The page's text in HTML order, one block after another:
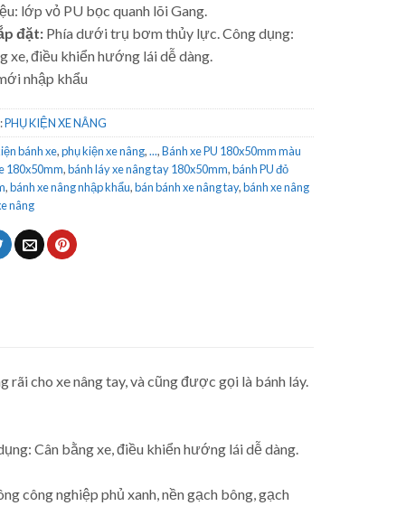
lớp vỏ PU bọc quanh lõi Gang.
đặt:Phía dưới trụ bơm thủy lực. Công dụng:
xe, điều khiển hướng lái dễ dàng.
nhập khẩu
PHỤ KIỆN XE NÂNG
bánh xe,phụ kiện xe nâng,...,Bánh xe PU 180x50mm màu
180x50mm,bánh láy xe nâng tay 180x50mm,bánh PU đỏ
,bánh xe nâng nhập khẩu,bán bánh xe nâng tay,bánh xe nâng
nâng
cho xe nâng tay, và cũng được gọi là bánh láy.
Cân bằng xe, điều khiển hướng lái dễ dàng.
công nghiệp phủ xanh, nền gạch bông, gạch